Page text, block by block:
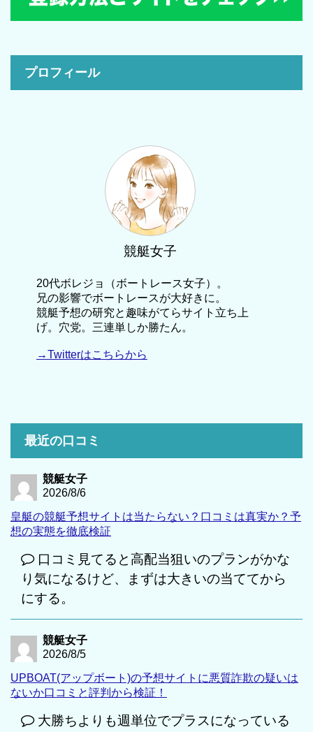
プロフィール
競艇女子
20代ボレジョ（ボートレース女子）。
兄の影響でボートレースが大好きに。
競艇予想の研究と趣味がてらサイト立ち上
げ。穴党。三連単しか勝たん。
→Twitterはこちらから
最近の口コミ
競艇女子
2026/8/6
皇艇の競艇予想サイトは当たらない？口コミは真実か？予
想の実態を徹底検証
口コミ見てると高配当狙いのプランがかな
り気になるけど、まずは大きいの当ててから
にする。
競艇女子
2026/8/5
UPBOAT(アップボート)の予想サイトに悪質詐欺の疑いは
ないか口コミと評判から検証！
大勝ちよりも週単位でプラスになっている